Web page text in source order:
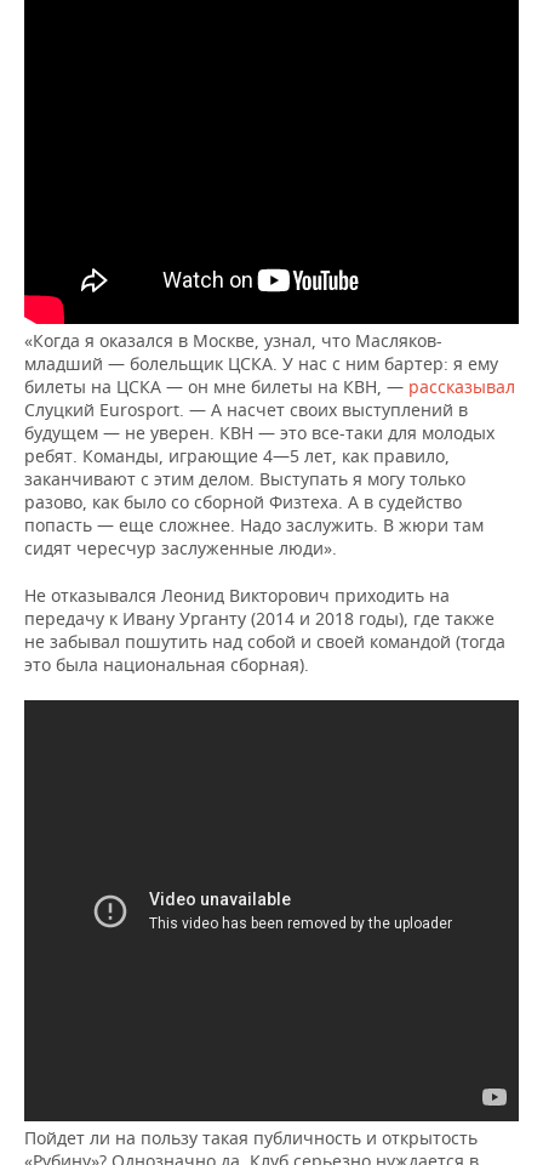
«Когда я оказался в Москве, узнал, что Масляков-
младший — болельщик ЦСКА. У нас с ним бартер: я ему
билеты на ЦСКА — он мне билеты на КВН, — рассказывал
Слуцкий Eurosport. — А насчет своих выступлений в
будущем — не уверен. КВН — это все-таки для молодых
ребят. Команды, играющие 4—5 лет, как правило,
заканчивают с этим делом. Выступать я могу только
разово, как было со сборной Физтеха. А в судейство
попасть — еще сложнее. Надо заслужить. В жюри там
сидят чересчур заслуженные люди».
Не отказывался Леонид Викторович приходить на
передачу к Ивану Урганту (2014 и 2018 годы), где также
не забывал пошутить над собой и своей командой (тогда
это была национальная сборная).
Пойдет ли на пользу такая публичность и открытость